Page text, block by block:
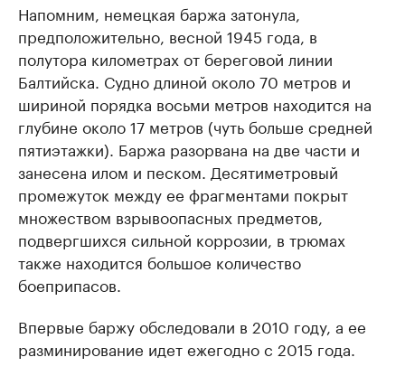
Напомним, немецкая баржа затонула,
предположительно, весной 1945 года, в
полутора километрах от береговой линии
Балтийска. Судно длиной около 70 метров и
шириной порядка восьми метров находится на
глубине около 17 метров (чуть больше средней
пятиэтажки). Баржа разорвана на две части и
занесена илом и песком. Десятиметровый
промежуток между ее фрагментами покрыт
множеством взрывоопасных предметов,
подвергшихся сильной коррозии, в трюмах
также находится большое количество
боеприпасов.
Впервые баржу обследовали в 2010 году, а ее
разминирование идет ежегодно с 2015 года.